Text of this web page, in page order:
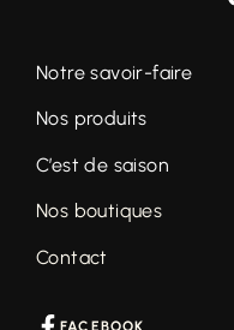
Notre savoir-faire
Nos produits
C’est de saison
Nos boutiques
Contact